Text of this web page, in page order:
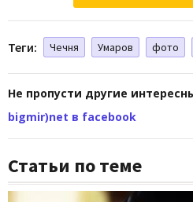
Теги: Чечня Умаров фото
Не пропусти другие
bigmir)net в facebook
Статьи по теме